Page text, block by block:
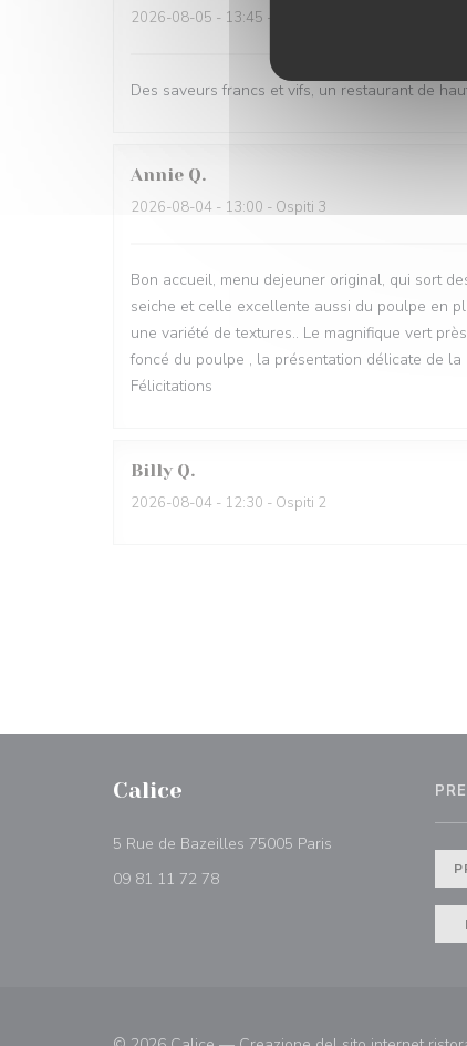
2026-08-05 - 13:45 - Ospiti 3
Des saveurs francs et vifs, un restaurant de
Annie Q
2026-08-04 - 13:00 - Ospiti 3
Bon accueil, menu dejeuner original, qui sort
seiche et celle excellente aussi du poulpe en
une variété de textures.. Le magnifique vert
foncé du poulpe , la présentation délicate de
Félicitations
Billy Q
2026-08-04 - 12:30 - Ospiti 2
Calice
5 Rue de Bazeilles 75005 Paris
09 81 11 72 78